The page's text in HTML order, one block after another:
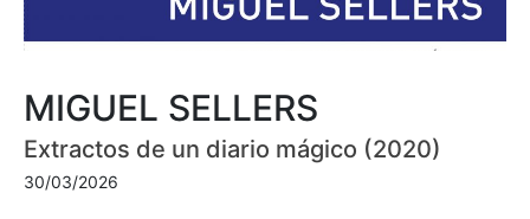
MIGUEL SELLERS
Extractos de un diario mágico (2020)
30/03/2026